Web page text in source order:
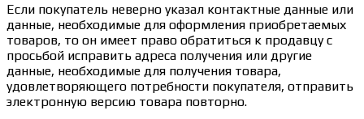
Если покупатель неверно указал контактные данные или
данные, необходимые для оформления приобретаемых
товаров, то он имеет право обратиться к продавцу с
просьбой исправить адреса получения или другие
данные, необходимые для получения товара,
удовлетворяющего потребности покупателя, отправить
электронную версию товара повторно.